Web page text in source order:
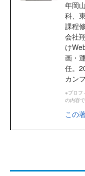
年岡
科、
課程
会社
け
画・
任。
カン
※プロフ
の内容
この